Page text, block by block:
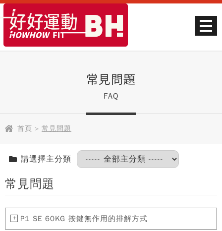
常見問題
FAQ
首頁 > 常見問題
請選擇主分類
常見問題
P1 SE 60KG 按鍵無作用的排解方式